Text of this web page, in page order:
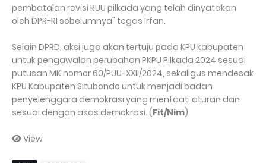
pembatalan revisi RUU pilkada yang telah dinyatakan
oleh DPR-RI sebelumnya" tegas Irfan.
Selain DPRD, aksi juga akan tertuju pada KPU kabupaten
untuk pengawalan perubahan PKPU Pilkada 2024 sesuai
putusan MK nomor 60/PUU-XXII/2024, sekaligus mendesak
KPU Kabupaten Situbondo untuk menjadi badan
penyelenggara demokrasi yang mentaati aturan dan
sesuai dengan asas demokrasi. (Fit/Nim)
View